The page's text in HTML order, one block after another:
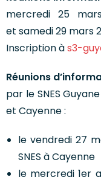
mercredi 25
et samedi 29 mars
Inscription às3-
Réunions
par le SNES
et Cayenne :
le vendredi 27
SNES à Cayenne
le mercredi 1er